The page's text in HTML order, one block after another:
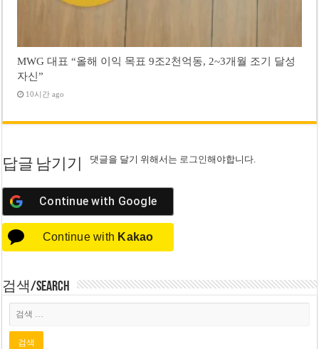
MWG 대표 “올해 이익 목표 9조2천억동, 2~3개월 조기 달성
자신”
10시간 ago
답글 남기기 댓글을 달기 위해서는 로그인해야합니다.
Continue with Google
Continue with Kakao
검색/Search